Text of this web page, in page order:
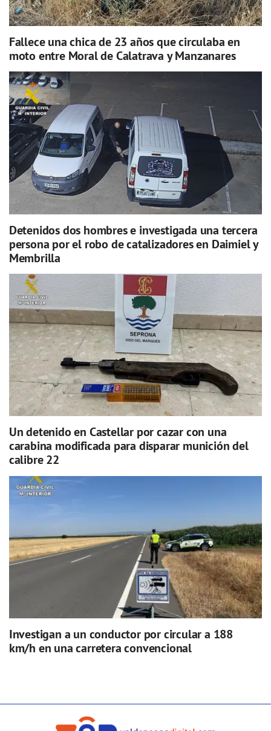
Fallece una chica de 23 años que circulaba en
moto entre Moral de Calatrava y Manzanares
Detenidos dos hombres e investigada una tercera
persona por el robo de catalizadores en Daimiel y
Membrilla
Un detenido en Castellar por cazar con una
carabina modificada para disparar munición del
calibre 22
Investigan a un conductor por circular a 188
km/h en una carretera convencional